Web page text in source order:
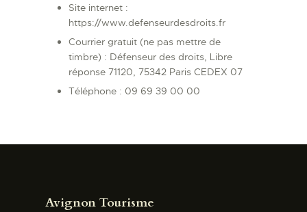
Site internet :
https://www.defenseurdesdroits.fr
Courrier gratuit (ne pas mettre de
timbre) : Défenseur des droits, Libre
réponse 71120, 75342 Paris CEDEX 07
Téléphone : 09 69 39 00 00
Avignon Tourisme